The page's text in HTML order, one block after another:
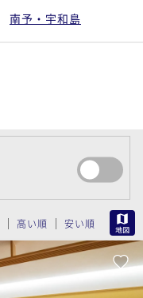
南予・宇和島
高い順 安い順